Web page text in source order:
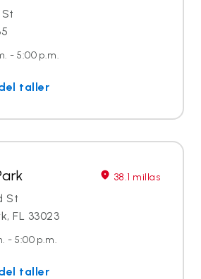
- 5:00 p.m.
taller
38.1 millas
St
FL 33023
- 5:00 p.m.
taller